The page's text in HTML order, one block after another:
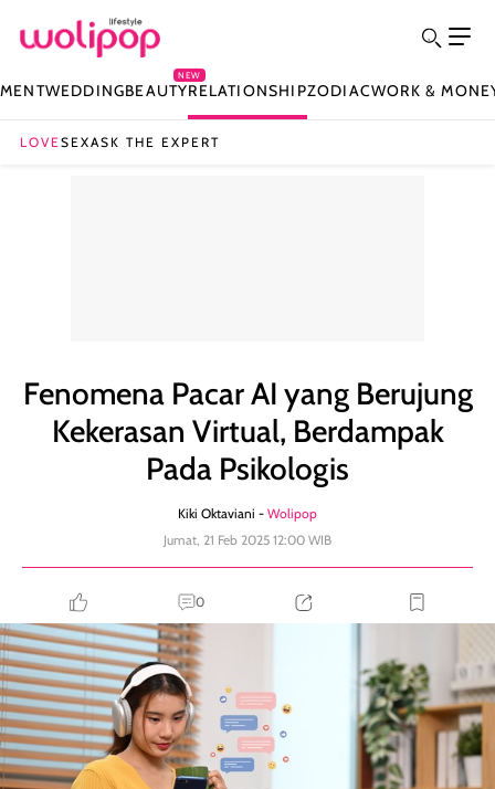
WEDDINGBEAUTY
NEW
RELATIONSHIPZODIACWORK &
LOVESEXASK THE EXPERT
Fenomena Pacar AI yang Berujung
Kekerasan Virtual, Berdampak
Pada Psikologis
Kiki Oktaviani - Wolipop
Jumat, 21 Feb 2025 12:00 WIB
0